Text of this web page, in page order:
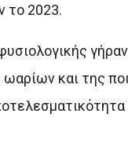
το 2023.
και της